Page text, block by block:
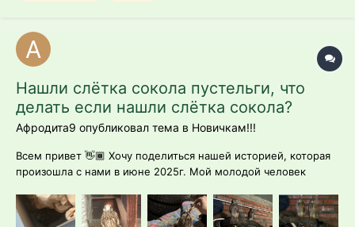
Нашли слётка сокола пустельги, что
делать если нашли слётка сокола?
Афродита9 опубликовал тема в Новичкам!!!
Всем привет 👋🏾 Хочу поделиться нашей историей, которая
произошла с нами в июне 2025г. Мой молодой человек
сокола пустельги. Наблюдая за ним в течении дня, в
надежде что он улетит по своим соколиным делам, глянь, а